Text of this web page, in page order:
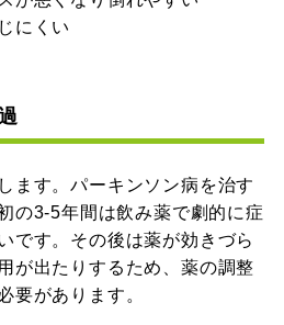
にくい
ます。パーキンソン病を治す
の3-5年間は飲み薬で劇的に症
です。その後は薬が効きづら
が出たりするため、薬の調整
要があります。